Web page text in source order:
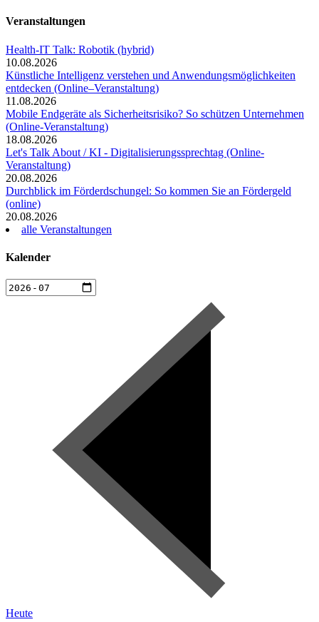
Veranstaltungen
Health-IT Talk: Robotik (hybrid)
10.08.2026
Künstliche Intelligenz verstehen und Anwendungsmöglichkeiten
entdecken (Online–Veranstaltung)
11.08.2026
Mobile Endgeräte als Sicherheitsrisiko? So schützen Unternehmen
(Online-Veranstaltung)
18.08.2026
Let's Talk About / KI - Digitalisierungssprechtag (Online-
Veranstaltung)
20.08.2026
Durchblick im Förderdschungel: So kommen Sie an Fördergeld
(online)
20.08.2026
alle Veranstaltungen
Kalender
Heute